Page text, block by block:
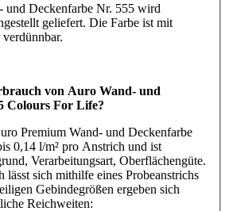
und Deckenfarbe Nr. 555 wird
geliefert. Die Farbe ist mit
von Auro Wand- und
Colours For Life?
Premium Wand- und Deckenfarbe
0,14 l/m² pro Anstrich und ist
Verarbeitungsart, Oberflächengüte.
lässt sich mithilfe eines Probeanstrichs
Gebindegrößen ergeben sich
Reichweiten: